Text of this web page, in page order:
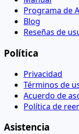
Programa de
Blog
Reseñas de
Política
Privacidad
Términos de
Acuerdo de
Política de
Asistencia